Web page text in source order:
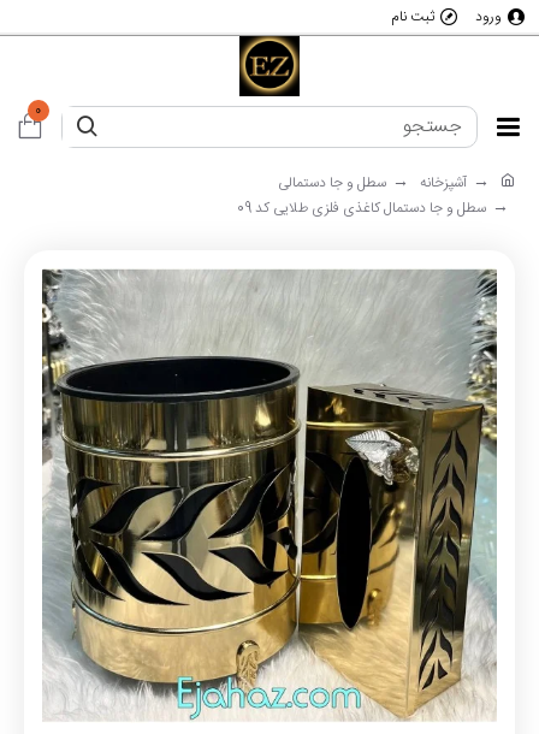
ورود ثبت نام
0
آشپزخانه
سطل و جا دستمالی
سطل و جا دستمال کاغذی فلزی طلایی کد 09